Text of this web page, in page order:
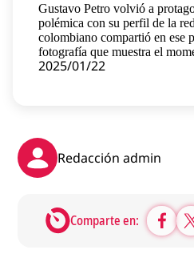
Estilo de vida
Contenido patrocinado
Instagram
Gustavo Petro volvió a
polémica con su perfil de la
colombiano compartió en ese
fotografía que muestra el
2025/01/22
Redacción admin
Comparte en: